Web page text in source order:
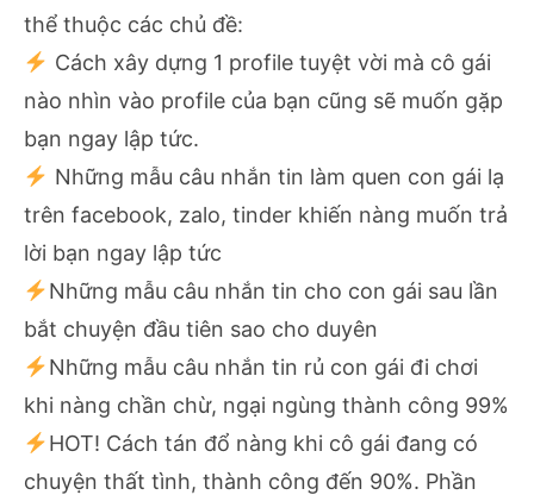
thể thuộc các chủ đề:
Cách xây dựng 1 profile tuyệt vời mà cô gái
nào nhìn vào profile của bạn cũng sẽ muốn gặp
bạn ngay lập tức.
Những mẫu câu nhắn tin làm quen con gái lạ
trên facebook, zalo, tinder khiến nàng muốn trả
lời bạn ngay lập tức
Những mẫu câu nhắn tin cho con gái sau lần
bắt chuyện đầu tiên sao cho duyên
Những mẫu câu nhắn tin rủ con gái đi chơi
khi nàng chần chừ, ngại ngùng thành công 99%
HOT! Cách tán đổ nàng khi cô gái đang có
chuyện thất tình, thành công đến 90%. Phần